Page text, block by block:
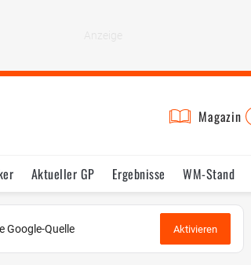
Magazin
Aktueller GP Ergebnisse WM-Stand
Statistik Testfahrten Reglement Lexikon
Google-Quelle Aktivieren